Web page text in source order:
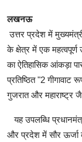
लखनऊ
उत्तर प्रदेश में
के क्षेत्र में एक महत्वपूर्ण
का ऐतिहासिक आंकड़ा
प्रतिष्ठित "2
गुजरात और महाराष्ट्र
यह उपलब्धि
और प्रदेश में सौर ऊर्जा